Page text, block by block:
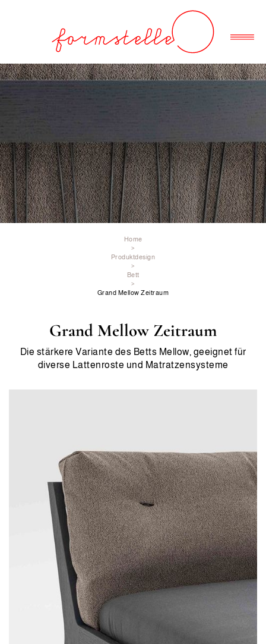
Home
>
Produktdesign
>
Bett
>
Grand Mellow Zeitraum
Grand Mellow Zeitraum
Die stärkere Variante des Betts Mellow, geeignet für
diverse Lattenroste und Matratzensysteme